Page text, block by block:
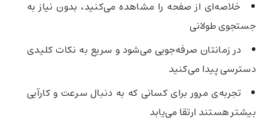
خلاصه‌ای از صفحه را مشاهده می‌کنید، بدون نیاز به
جستجوی طولانی
در زمانتان صرفه‌جویی می‌شود و سریع به نکات کلیدی
دسترسی پیدا می‌کنید
تجربه‌ی مرور برای کسانی که به دنبال سرعت و کارآیی
بیشتر هستند ارتقا می‌یابد